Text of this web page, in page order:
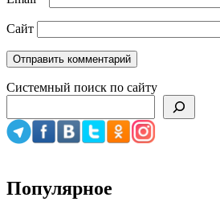
Сайт
Системный поиск по сайту
Популярное